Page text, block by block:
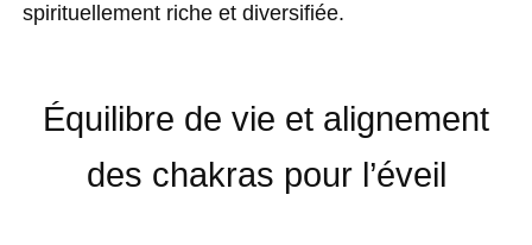
spirituellement riche et diversifiée.
Équilibre de vie et alignement
des chakras pour l’éveil